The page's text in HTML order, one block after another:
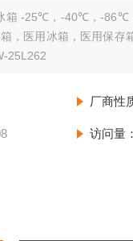
存箱，超低
，医用冰箱，医用保存
25L262
厂商性
访问量：